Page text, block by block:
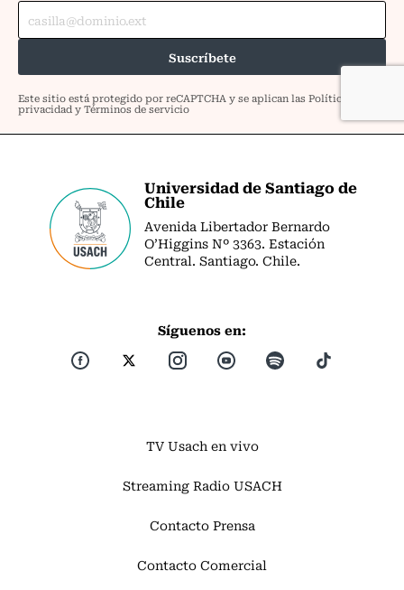
Universidad de Santiago de
Chile
Avenida Libertador Bernardo
O’Higgins Nº 3363. Estación
Central. Santiago. Chile.
Síguenos en:
TV Usach en vivo
Streaming Radio USACH
Contacto Prensa
Contacto Comercial